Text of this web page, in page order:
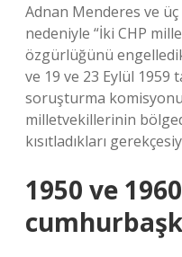
Adnan Menderes ve
nedeniyle “İki CHP
özgürlüğünü
ve 19 ve 23 Eylül
soruşturma komisyonu
milletvekillerinin
kısıtladıkları
1950 ve